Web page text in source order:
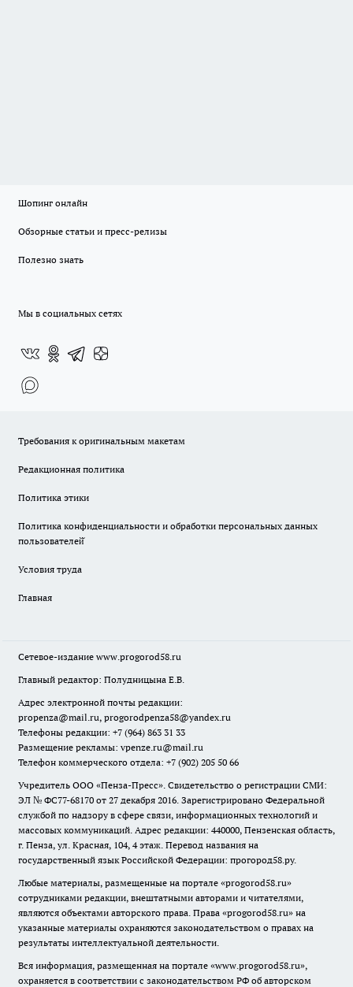
Шопинг онлайн
Обзорные статьи и пресс-релизы
Полезно знать
Мы в социальных сетях
Требования к оригинальным макетам
Редакционная политика
Политика этики
Политика конфиденциальности и обработки персональных данных
пользователей̆
Условия труда
Главная
Сетевое-издание www.progorod58.ru
Главный редактор: Полудницына Е.В.
Адрес электронной почты редакции:
propenza@mail.ru, progorodpenza58@yandex.ru
Телефоны редакции: +7 (964) 863 31 33
Размещение рекламы: vpenze.ru@mail.ru
Телефон коммерческого отдела: +7 (902) 205 50 66
Учредитель ООО «Пенза-Пресс». Свидетельство о регистрации СМИ:
ЭЛ № ФС77-68170 от 27 декабря 2016. Зарегистрировано Федеральной
службой по надзору в сфере связи, информационных технологий и
массовых коммуникаций. Адрес редакции: 440000, Пензенская область,
г. Пенза, ул. Красная, 104, 4 этаж. Перевод названия на
государственный язык Российской Федерации: прогород58.ру.
Любые материалы, размещенные на портале «progorod58.ru»
сотрудниками редакции, внештатными авторами и читателями,
являются объектами авторского права. Права «progorod58.ru» на
указанные материалы охраняются законодательством о правах на
результаты интеллектуальной деятельности.
Вся информация, размещенная на портале «www.progorod58.ru»,
охраняется в соответствии с законодательством РФ об авторском